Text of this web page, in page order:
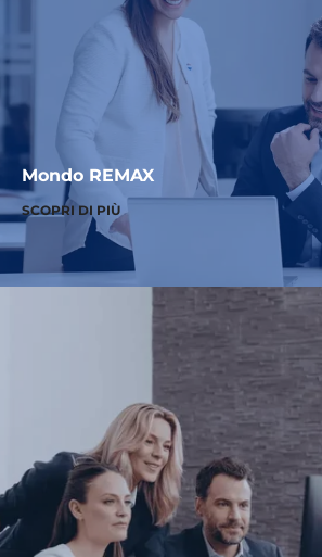
Mondo REMAX
SCOPRI DI PIÙ